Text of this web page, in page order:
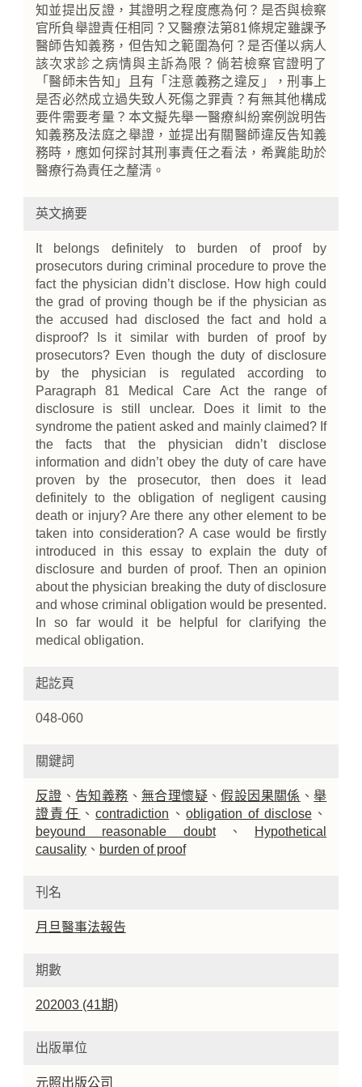
知並提出反證，其證明之程度應為何？是否與檢察
官所負舉證責任相同？又醫療法第81條規定雖課予
醫師告知義務，但告知之範圍為何？是否僅以病人
該次求診之病情與主訴為限？倘若檢察官證明了
「醫師未告知」且有「注意義務之違反」，刑事上
是否必然成立過失致人死傷之罪責？有無其他構成
要件需要考量？本文擬先舉一醫療糾紛案例說明告
知義務及法庭之舉證，並提出有關醫師違反告知義
務時，應如何探討其刑事責任之看法，希冀能助於
醫療行為責任之釐清。
英文摘要
It belongs definitely to burden of proof by
prosecutors during criminal procedure to prove the
fact the physician didn’t disclose. How high could
the grad of proving though be if the physician as
the accused had disclosed the fact and hold a
disproof? Is it similar with burden of proof by
prosecutors? Even though the duty of disclosure
by the physician is regulated according to
Paragraph 81 Medical Care Act the range of
disclosure is still unclear. Does it limit to the
syndrome the patient asked and mainly claimed? If
the facts that the physician didn’t disclose
information and didn’t obey the duty of care have
proven by the prosecutor, then does it lead
definitely to the obligation of negligent causing
death or injury? Are there any other element to be
taken into consideration? A case would be firstly
introduced in this essay to explain the duty of
disclosure and burden of proof. Then an opinion
about the physician breaking the duty of disclosure
and whose criminal obligation would be presented.
In so far would it be helpful for clarifying the
medical obligation.
起訖頁
048-060
關鍵詞
反證 、 告知義務 、無合理懷疑 、假設因果關係 、舉
證責任 、contradiction 、obligation of disclose、
beyound reasonable doubt、
Hypothetical
causality、 burden of proof
刊名
月旦醫事法報告
期數
202003 (41期)
出版單位
元照出版公司